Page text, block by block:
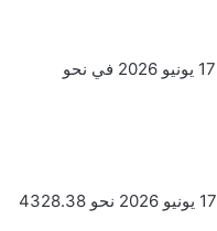
سجل سعر الجنيه الذهب اليوم الأربعاء 17 يونيو 2026 في نحو
سجل سعر أونصة الذهب اليوم الأربعاء 17 يونيو 2026 نحو 4328.38